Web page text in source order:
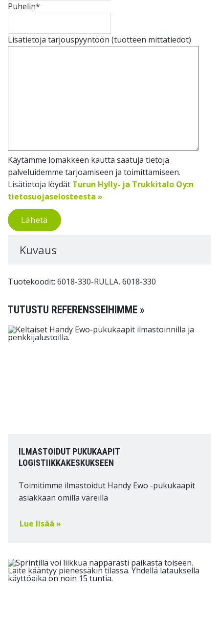
Puhelin*
Lisätietoja tarjouspyyntöön (tuotteen mittatiedot)
Käytämme lomakkeen kautta saatuja tietoja
palveluidemme tarjoamiseen ja toimittamiseen.
Lisätietoja löydät Turun Hylly- ja Trukkitalo Oy:n
tietosuojaselosteesta »
Lähetä
Kuvaus
Tuotekoodit: 6018-330-RULLA, 6018-330
TUTUSTU REFERENSSEIHIMME »
ILMASTOIDUT PUKUKAAPIT
LOGISTIIKKAKESKUKSEEN
Toimitimme ilmastoidut Handy Ewo -pukukaapit
asiakkaan omilla väreillä
Lue lisää »